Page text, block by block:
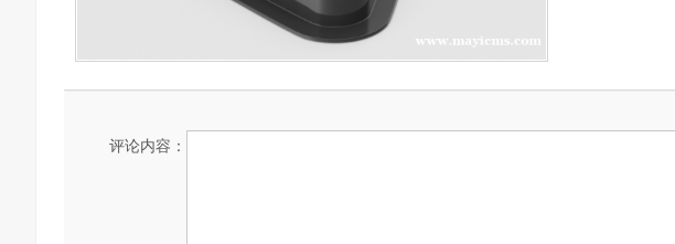
评论内容：